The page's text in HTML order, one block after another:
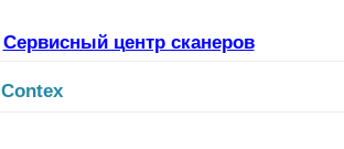
Сервисный центр сканеров
Contex